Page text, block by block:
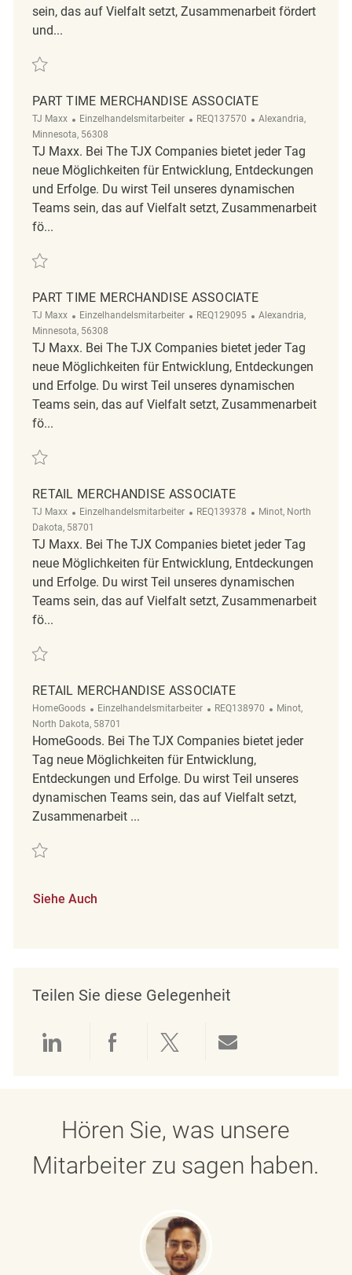
sein, das auf Vielfalt setzt, Zusammenarbeit fördert
und...
Retten Part Time Cashier Days REQ142914
PART TIME MERCHANDISE ASSOCIATE
TJ Maxx Kategorie
Einzelhandelsmitarbeiter ReqId
REQ137570 Ort
Alexandria,
Minnesota, 56308
TJ Maxx. Bei The TJX Companies bietet jeder Tag
neue Möglichkeiten für Entwicklung, Entdeckungen
und Erfolge. Du wirst Teil unseres dynamischen
Teams sein, das auf Vielfalt setzt, Zusammenarbeit
fö...
Retten Part Time Merchandise Associate REQ137570
PART TIME MERCHANDISE ASSOCIATE
TJ Maxx Kategorie
Einzelhandelsmitarbeiter ReqId
REQ129095 Ort
Alexandria,
Minnesota, 56308
TJ Maxx. Bei The TJX Companies bietet jeder Tag
neue Möglichkeiten für Entwicklung, Entdeckungen
und Erfolge. Du wirst Teil unseres dynamischen
Teams sein, das auf Vielfalt setzt, Zusammenarbeit
fö...
Retten Part Time Merchandise Associate REQ129095
RETAIL MERCHANDISE ASSOCIATE
TJ Maxx Kategorie
Einzelhandelsmitarbeiter ReqId
REQ139378 Ort
Minot, North
Dakota, 58701
TJ Maxx. Bei The TJX Companies bietet jeder Tag
neue Möglichkeiten für Entwicklung, Entdeckungen
und Erfolge. Du wirst Teil unseres dynamischen
Teams sein, das auf Vielfalt setzt, Zusammenarbeit
fö...
Retten Retail Merchandise Associate REQ139378
RETAIL MERCHANDISE ASSOCIATE
HomeGoods Kategorie
Einzelhandelsmitarbeiter ReqId
REQ138970 Ort
Minot,
North Dakota, 58701
HomeGoods. Bei The TJX Companies bietet jeder
Tag neue Möglichkeiten für Entwicklung,
Entdeckungen und Erfolge. Du wirst Teil unseres
dynamischen Teams sein, das auf Vielfalt setzt,
Zusammenarbeit ...
Retten Retail Merchandise Associate REQ138970
Siehe Auch
Teilen Sie diese Gelegenheit
Über LinkedIn teilen
Über Facebook teilen
Über Twitter teilen
Hören Sie, was unsere
Mitarbeiter zu sagen haben.